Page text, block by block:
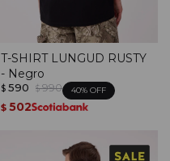
T-SHIRT LUNGUD RUSTY
- Negro
$ 590 $ 990 40
$ 502